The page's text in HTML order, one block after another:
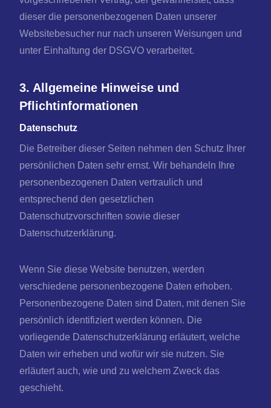
dieser die personenbezogenen Daten unserer
Websitebesucher nur nach unseren Weisungen und
unter Einhaltung der DSGVO verarbeitet.
3. Allgemeine Hinweise und
Pflichtinformationen
Datenschutz
Die Betreiber dieser Seiten nehmen den Schutz Ihrer
persönlichen Daten sehr ernst. Wir behandeln Ihre
personenbezogenen Daten vertraulich und
entsprechend den gesetzlichen
Datenschutzvorschriften sowie dieser
Datenschutzerklärung.
Wenn Sie diese Website benutzen, werden
verschiedene personenbezogene Daten erhoben.
Personenbezogene Daten sind Daten, mit denen Sie
persönlich identifiziert werden können. Die
vorliegende Datenschutzerklärung erläutert, welche
Daten wir erheben und wofür wir sie nutzen. Sie
erläutert auch, wie und zu welchem Zweck das
geschieht.